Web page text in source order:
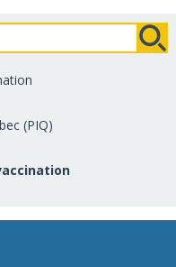
(PIQ)